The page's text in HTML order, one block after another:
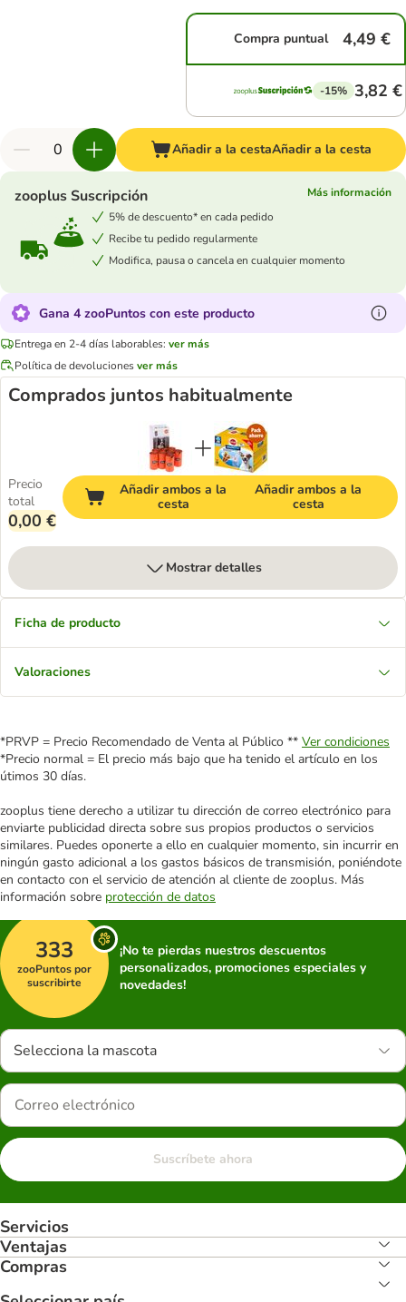
Compra puntual 4,49 €
-15% 3,82 €
Añadir a la cestaAñadir a la cesta
zooplus Suscripción
Más información
5% de descuento* en cada pedido
Recibe tu pedido regularmente
Modifica, pausa o cancela en cualquier momento
Gana 4 zooPuntos con este producto
Entrega en 2-4 días laborables: ver más
Política de devolucionesver más
Comprados juntos habitualmente
Precio
total
0,00 €
Añadir ambos a la
cesta
Añadir ambos a la
cesta
Mostrar detalles
Ficha de producto
Valoraciones
*PRVP = Precio Recomendado de Venta al Público ** Ver condiciones
*Precio normal = El precio más bajo que ha tenido el artículo en los
útimos 30 días.
zooplus tiene derecho a utilizar tu dirección de correo electrónico para
enviarte publicidad directa sobre sus propios productos o servicios
similares. Puedes oponerte a ello en cualquier momento, sin incurrir en
ningún gasto adicional a los gastos básicos de transmisión, poniéndote
en contacto con el servicio de atención al cliente de zooplus. Más
información sobre protección de datos
333
zooPuntos por
suscribirte
¡No te pierdas nuestros descuentos
personalizados, promociones especiales y
novedades!
Selecciona la mascota
Suscríbete ahora
Servicios
Ventajas
Compras